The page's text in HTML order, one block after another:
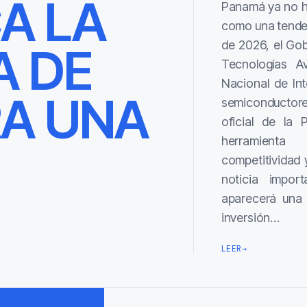
LA
DE
UNA
Panamá ya no
como una
de 2026, el
Tecnologías
Nacional de
oficial de la
competitividad
noticia
aparecerá
inversión…
LEER→